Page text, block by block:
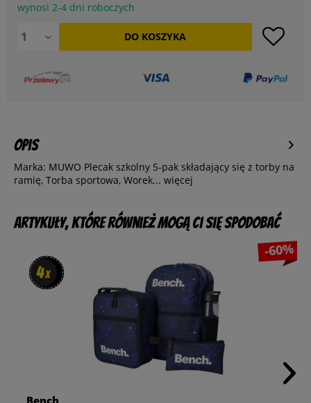
wynosi 2-4 dni roboczych
DO KOSZYKA
Opis
Marka: MUWO Plecak szkolny 5-pak składający się z torby na
ramię, Torba sportowa, Worek... więcej
Artykuły, które również mogą Ci się spodobać
4x
4x
-60%